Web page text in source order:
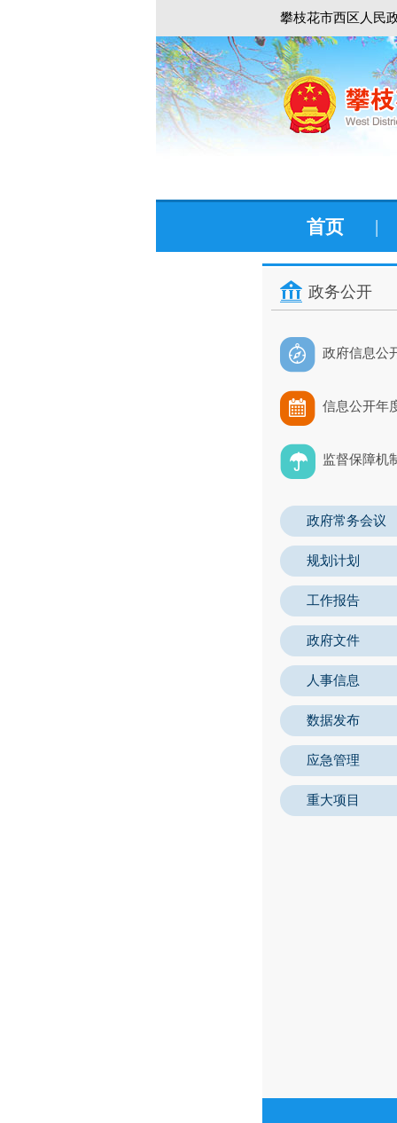
攀枝花市西区人民
首页 |
政务公开
政府信息公
信息公开年
监督保障机
政府常务会议
规划计划
工作报告
政府文件
人事信息
数据发布
应急管理
重大项目